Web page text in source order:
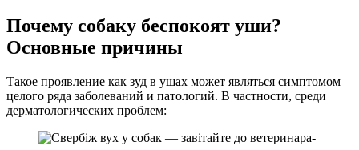
Почему собаку беспокоят уши?
Основные причины
Такое проявление как зуд в ушах может являться симптомом
целого ряда заболеваний и патологий. В частности, среди
дерматологических проблем: